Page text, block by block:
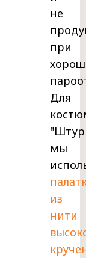
не
при
Для
мы
из
нити